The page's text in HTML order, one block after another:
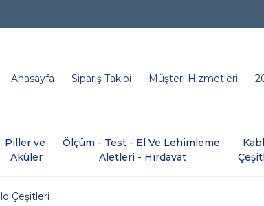
Anasayfa Sipariş Takibi Müşteri Hizmetleri
Piller ve
Aküler
Ölçüm - Test - El Ve Lehimleme
Aletleri - Hırdavat
Çeşitleri